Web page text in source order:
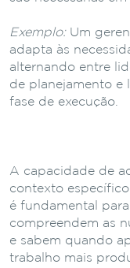
Exemplo: Um
adapta às
alternando entre
de planejamento e
fase de execução.
A capacidade de
contexto
é fundamental
compreendem as
e sabem quando
trabalho mais